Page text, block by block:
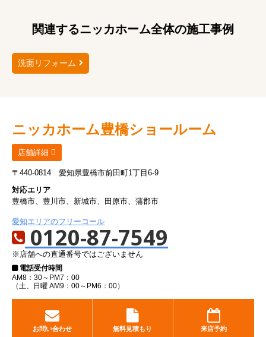
関連するニッカホーム全体の施工事例
洗面リフォーム
ニッカホーム豊橋ショールーム
店舗詳細
〒440-0814 愛知県豊橋市前田町1丁目6-9
対応エリア
豊橋市、豊川市、新城市、田原市、蒲郡市
愛知エリアのフリーコール
0120-87-7549
※店舗への直通番号ではございません
電話受付時間
AM8：30～PM7：00
（土、日曜 AM9：00～PM6：00）
お問い合わせ 無料見積もり 来店予約